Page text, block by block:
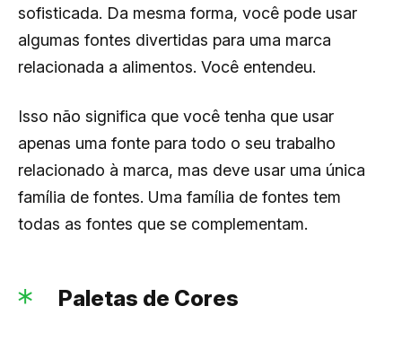
sofisticada. Da mesma forma, você pode usar
algumas fontes divertidas para uma marca
relacionada a alimentos. Você entendeu.
Isso não significa que você tenha que usar
apenas uma fonte para todo o seu trabalho
relacionado à marca, mas deve usar uma única
família de fontes. Uma família de fontes tem
todas as fontes que se complementam.
Paletas de Cores